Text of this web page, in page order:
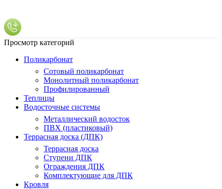
Просмотр категорий
Поликарбонат
Сотовый поликарбонат
Монолитный поликарбонат
Профилированный
Теплицы
Водосточные системы
Металлический водосток
ПВХ (пластиковый)
Террасная доска (ДПК)
Террасная доска
Ступени ДПК
Ограждения ДПК
Комплектующие для ДПК
Кровля